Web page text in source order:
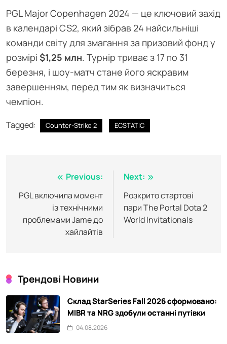
PGL Major Copenhagen 2024 — це ключовий захід
в календарі CS2, який зібрав 24 найсильніші
команди світу для змагання за призовий фонд у
розмірі $1,25 млн. Турнір триває з 17 по 31
березня, і шоу-матч стане його яскравим
завершенням, перед тим як визначиться
чемпіон.
Tagged: Counter-Strike 2 ECSTATIC
navigation
Previous:
PGL включила момент
із технічними
проблемами Jame до
хайлайтів
Next:
Розкрито стартові
пари The Portal Dota 2
World Invitationals
Трендові Новини
Склад StarSeries Fall 2026 сформовано:
MIBR та NRG здобули останні путівки
04.08.2026